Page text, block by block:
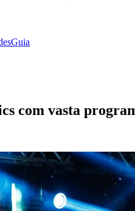
Guia
com vasta